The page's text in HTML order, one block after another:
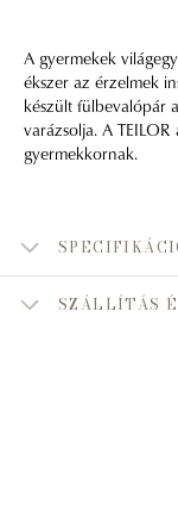
A gyermekek
ékszer az érzelmek
készült fülbevalópár
varázsolja. A
gyermekkornak.
SZÁLLÍTÁS